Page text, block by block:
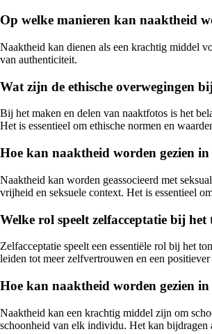
Op welke manieren kan naaktheid
Naaktheid kan dienen als een krachtig middel
van authenticiteit.
Wat zijn de ethische overwegingen
Bij het maken en delen van naaktfotos is het
Het is essentieel om ethische normen en
Hoe kan naaktheid worden gezien
Naaktheid kan worden geassocieerd met
vrijheid en seksuele context. Het is essentieel
Welke rol speelt zelfacceptatie bij
Zelfacceptatie speelt een essentiële rol bij het
leiden tot meer zelfvertrouwen en een positiever
Hoe kan naaktheid worden gezien
Naaktheid kan een krachtig middel zijn om
schoonheid van elk individu. Het kan bijdragen